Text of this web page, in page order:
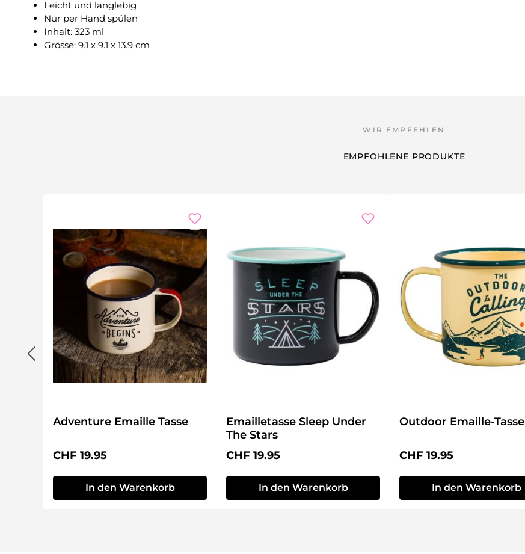
Leicht und langlebig
Nur per Hand spülen
Inhalt: 323 ml
Grösse: 9.1 x 9.1 x 13.9 cm
EMPFOHLENE PRODUKTE
Adventure Emaille Tasse
Regulärer Preis:
CHF 19.95
In den Warenkorb
Emailletasse Sleep Under
The Stars
Regulärer Preis:
CHF 19.95
In den Warenkorb
Outdoor Emaille-Tasse
Regulärer Preis:
CHF 19.95
In den Warenkorb